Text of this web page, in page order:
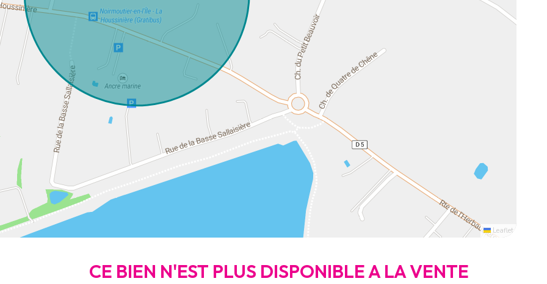
Leaflet
CE BIEN N'EST PLUS DISPONIBLE A LA VENTE